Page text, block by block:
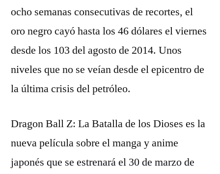
ocho semanas consecutivas de recortes, el
oro negro cayó hasta los 46 dólares el viernes
desde los 103 del agosto de 2014. Unos
niveles que no se veían desde el epicentro de
la última crisis del petróleo.
Dragon Ball Z: La Batalla de los Dioses es la
nueva película sobre el manga y anime
japonés que se estrenará el 30 de marzo de